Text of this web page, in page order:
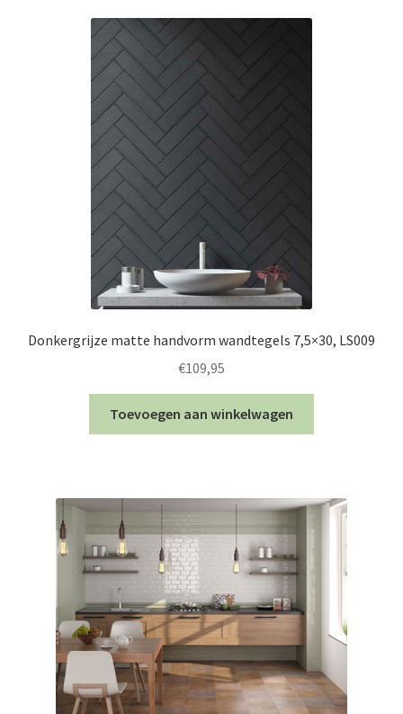
Donkergrijze matte handvorm wandtegels 7,5×30, LS009
€109,95
Toevoegen aan winkelwagen